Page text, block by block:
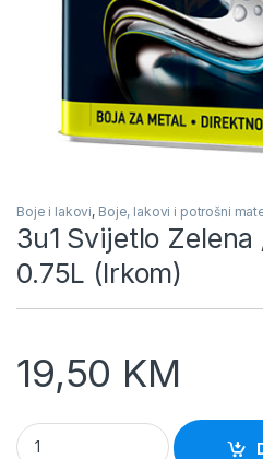
Boje i lakovi, Boje, lakovi i potrošni
3u1 Svijetlo
0.75L (Irkom)
19,50 KM
3u1 Svijetlo Zelena /RAL6002/